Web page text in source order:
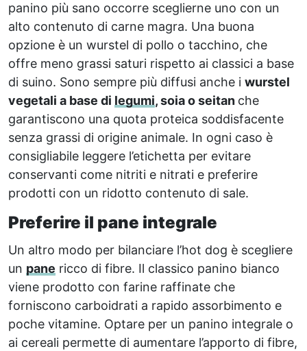
panino più sano occorre sceglierne uno con un
alto contenuto di carne magra. Una buona
opzione è un wurstel di pollo o tacchino, che
offre meno grassi saturi rispetto ai classici a base
di suino. Sono sempre più diffusi anche i wurstel
vegetali a base di legumi, soia o seitan che
garantiscono una quota proteica soddisfacente
senza grassi di origine animale. In ogni caso è
consigliabile leggere l’etichetta per evitare
conservanti come nitriti e nitrati e preferire
prodotti con un ridotto contenuto di sale.
Preferire il pane integrale
Un altro modo per bilanciare l’hot dog è scegliere
un pane ricco di fibre. Il classico panino bianco
viene prodotto con farine raffinate che
forniscono carboidrati a rapido assorbimento e
poche vitamine. Optare per un panino integrale o
ai cereali permette di aumentare l’apporto di fibre,